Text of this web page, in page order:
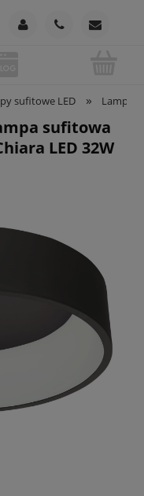
sufitowe LED » Lampy
sufitowa
LED 32W